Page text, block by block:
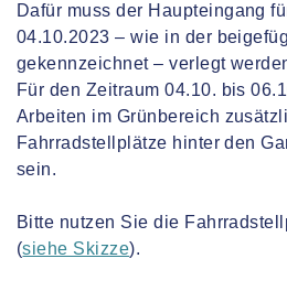
Dafür muss der Haupteingang
04.10.2023 – wie in der
gekennzeichnet – verlegt
Für den Zeitraum 04.10. bis
Arbeiten im Grünbereich
Fahrradstellplätze hinter den
sein.
Bitte nutzen Sie die
(siehe Skizze).